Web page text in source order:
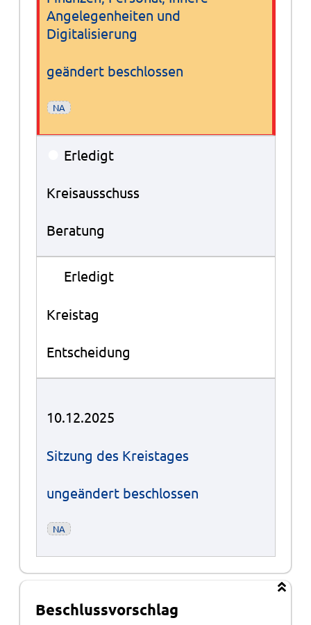
Angelegenheiten und
Digitalisierung
geändert beschlossen
NA
Erledigt
Kreisausschuss
Beratung
Erledigt
Kreistag
Entscheidung
10.12.2025
Sitzung des Kreistages
ungeändert beschlossen
NA
Beschlussvorschlag